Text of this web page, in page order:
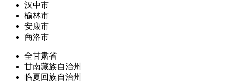
汉中市
榆林市
安康市
商洛市
全甘肃省
甘南藏族自治州
临夏回族自治州